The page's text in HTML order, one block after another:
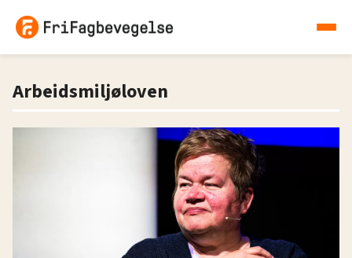
Arbeidsmiljøloven